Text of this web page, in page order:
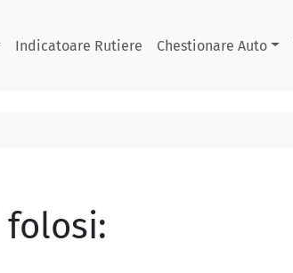
Indicatoare Rutiere Chestionare Auto
folosi: